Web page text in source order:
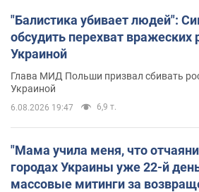
"Балистика убивает людей":
обсудить перехват вражеских
Украиной
Глава МИД Польши призвал сбивать
Украиной
6.08.2026 19:47 6,9 т.
"Мама учила меня, что
городах Украины уже 22-й
массовые митинги за